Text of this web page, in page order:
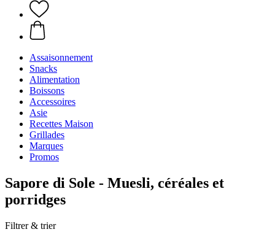
Assaisonnement
Snacks
Alimentation
Boissons
Accessoires
Asie
Recettes Maison
Grillades
Marques
Promos
Sapore di Sole - Muesli, céréales et
porridges
Filtrer & trier